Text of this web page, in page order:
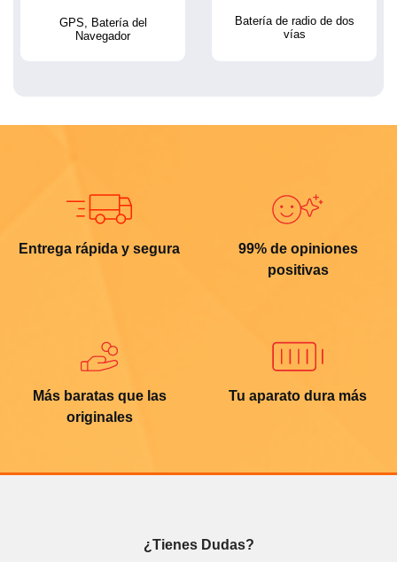
GPS, Batería del
Navegador
Batería de radio de dos
vías
Entrega rápida y segura
99% de opiniones
positivas
Más baratas que las
originales
Tu aparato dura más
¿Tienes Dudas?